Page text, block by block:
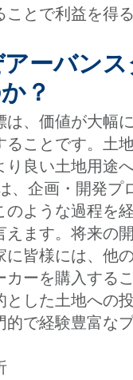
ことで利益を得
ーバン
？
は、価値が大幅
ることです。土
り良い土地用途
、企画・開発プ
のような過程を
えます。将来の
に皆様には、他
カーを購入する
とした土地への
的で経験豊富な